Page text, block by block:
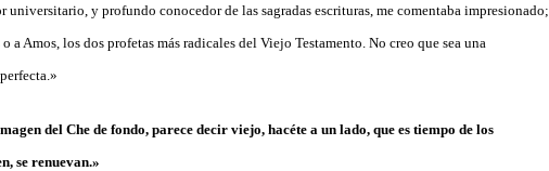
universitario, y profundo conocedor de las sagradas escrituras, me comentaba impresionado;
a Amos, los dos profetas más radicales del Viejo Testamento. No creo que sea una
del Che de fondo, parece decir viejo, hacéte a un lado, que es tiempo de los
se renuevan.»